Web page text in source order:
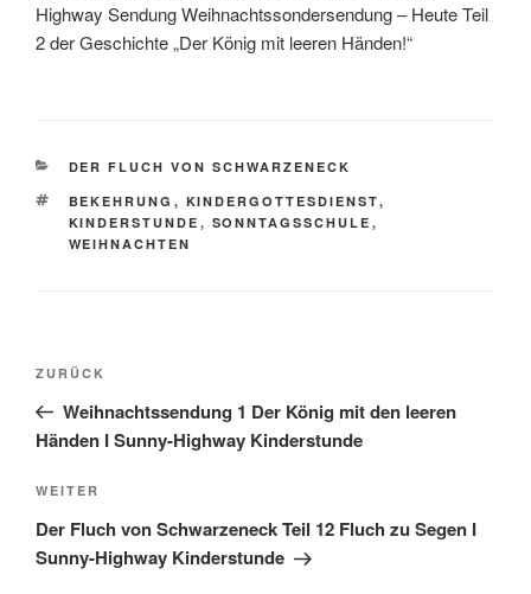
Highway Sendung Weihnachtssondersendung – Heute Teil
2 der Geschichte „Der König mit leeren Händen!“
KATEGORIEN
DER FLUCH VON SCHWARZENECK
SCHLAGWÖRTER
BEKEHRUNG , KINDERGOTTESDIENST,
KINDERSTUNDE , SONNTAGSSCHULE ,
WEIHNACHTEN
Beitragsnavigation
Vorheriger
Beitrag
ZURÜCK
Weihnachtssendung 1 Der König mit den leeren
Händen I Sunny-Highway Kinderstunde
Nächster
Beitrag
WEITER
Der Fluch von Schwarzeneck Teil 12 Fluch zu Segen I
Sunny-Highway Kinderstunde